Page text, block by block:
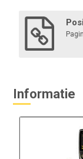
Deze
Informatie